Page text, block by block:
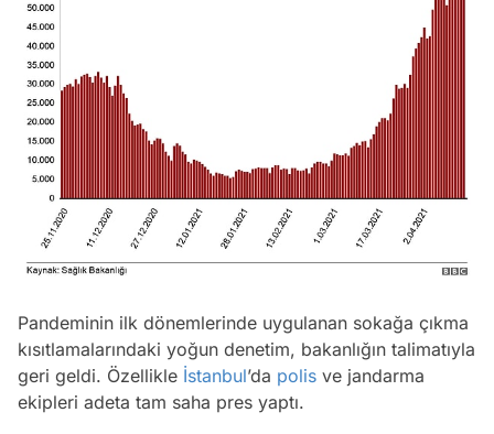
Pandeminin ilk dönemlerinde uygulanan sokağa çıkma
kısıtlamalarındaki yoğun denetim, bakanlığın talimatıyla
geri geldi. Özellikle İstanbul’da polis ve jandarma
ekipleri adeta tam saha pres yaptı.